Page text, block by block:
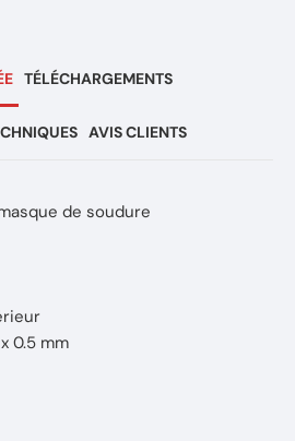
TÉLÉCHARGEMENTS
AVIS CLIENTS
de soudure
0.5 mm